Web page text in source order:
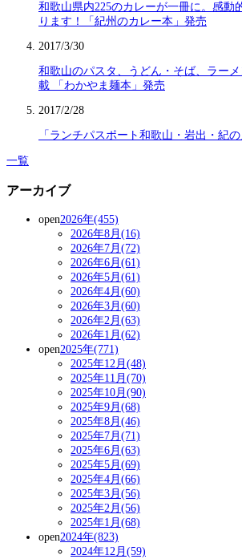
和歌山県内225のカレーが一冊に。感動
ります！「紀州のカレー本」発売
2017/3/30
和歌山のパスタ、うどん・そば、ラー
載 「わかやま麺本」発売
2017/2/28
「ランチパスポート和歌山・岩出・紀
一覧
アーカイブ
open2026年(455)
2026年8月(16)
2026年7月(72)
2026年6月(61)
2026年5月(61)
2026年4月(60)
2026年3月(60)
2026年2月(63)
2026年1月(62)
open2025年(771)
2025年12月(48)
2025年11月(70)
2025年10月(90)
2025年9月(68)
2025年8月(46)
2025年7月(71)
2025年6月(63)
2025年5月(69)
2025年4月(66)
2025年3月(56)
2025年2月(56)
2025年1月(68)
open2024年(823)
2024年12月(59)